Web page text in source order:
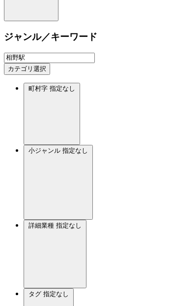
ジャンル／キーワード
カテゴリ選択
町村字 指定なし
小ジャンル 指定なし
詳細業種 指定なし
タグ 指定なし